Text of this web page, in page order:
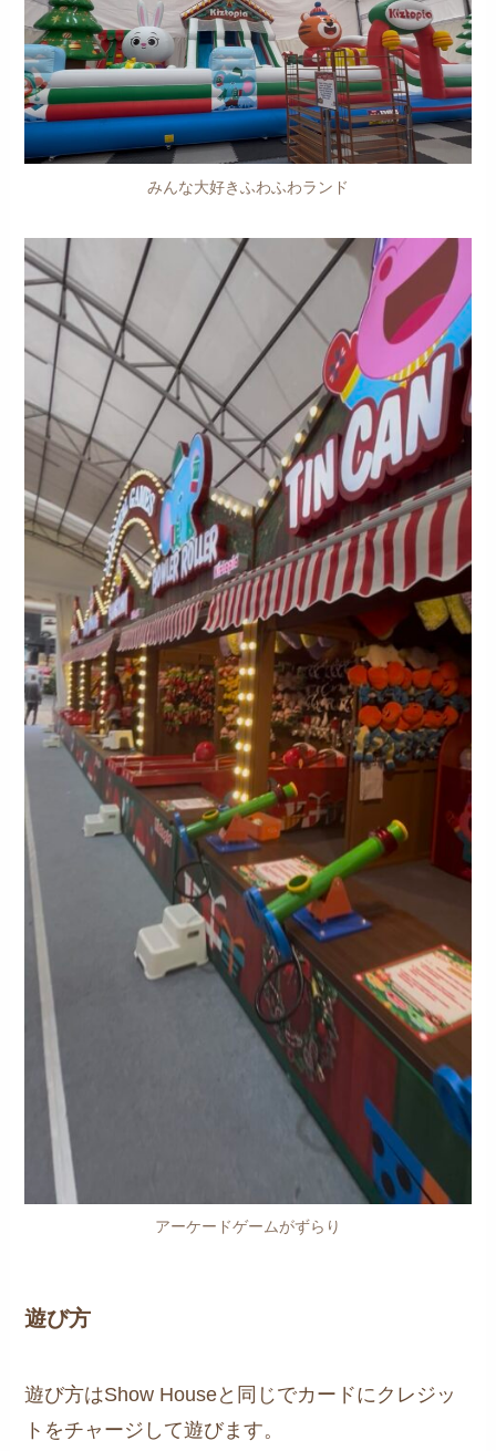
みんな大好きふわふわランド
アーケードゲームがずらり
遊び方
遊び方はShow Houseと同じでカードにクレジッ
トをチャージして遊びます。